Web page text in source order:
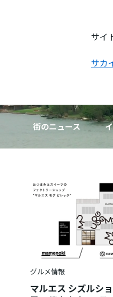
サイ
サカ
街のニュース
グルメ情報
マルエス シズルシ